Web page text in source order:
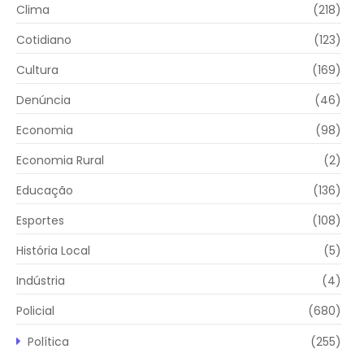
Clima
(218)
Cotidiano
(123)
Cultura
(169)
Denúncia
(46)
Economia
(98)
Economia Rural
(2)
Educação
(136)
Esportes
(108)
História Local
(5)
Indústria
(4)
Policial
(680)
Política
(255)